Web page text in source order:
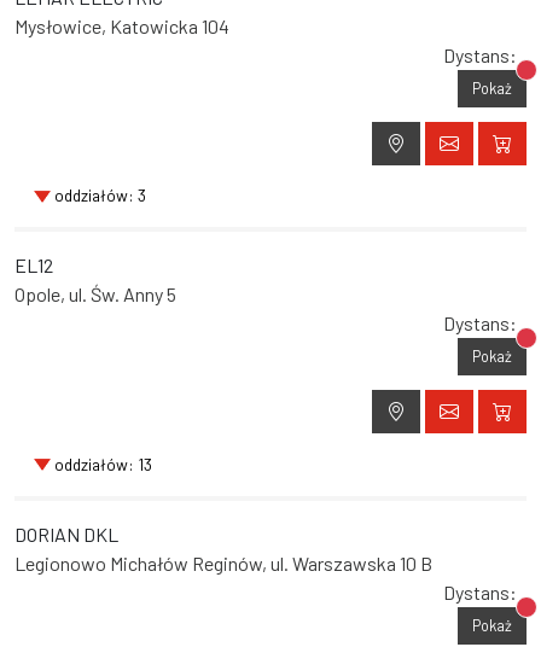
Mysłowice, Katowicka 104
Dystans:
Pokaż
oddziałów: 3
EL12
Opole, ul. Św. Anny 5
Dystans:
Pokaż
oddziałów: 13
DORIAN DKL
Legionowo Michałów Reginów, ul. Warszawska 10 B
Dystans:
Pokaż